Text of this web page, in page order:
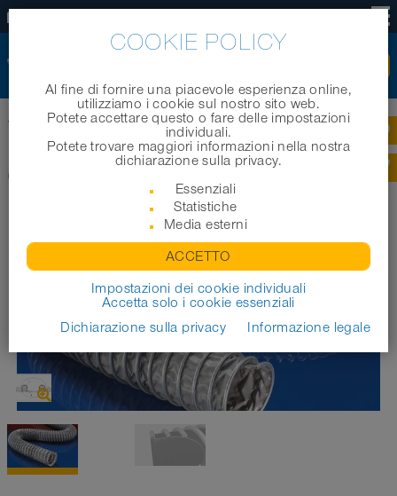
Home | Prodotti | Tubi industriali | CP PVC 465
CP PVC 465
COOKIE POLICY
Al fine di fornire una piacevole esperienza online,
utilizziamo i cookie sul nostro sito web.
Potete accettare questo o fare delle impostazioni
individuali.
Potete trovare maggiori informazioni nella nostra
dichiarazione sulla privacy.
Essenziali
Statistiche
Media esterni
ACCETTO
Impostazioni dei cookie individuali
Accetta solo i cookie essenziali
Dichiarazione sulla privacy
Informazione legale